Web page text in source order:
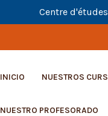
Centre d'études
INICIO NUESTROS
NUESTRO PROFESORADO